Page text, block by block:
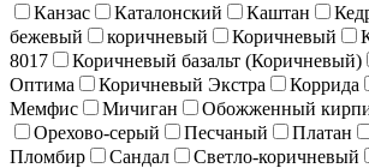
Канзас
Каталонский Каштан
бежевый
коричневый Коричневый
8017
Коричневый базальт (Коричневый)
Оптима
Коричневый Экстра Коррида
Мемфис
Мичиган Обожженный
Орехово-серый
Песчаный Платан
Пломбир
Сандал Светло-коричневый